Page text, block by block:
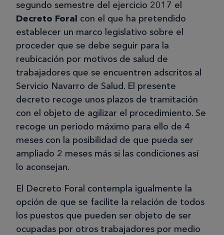
segundo semestre del ejercicio 2017 el
Decreto Foral con el que ha pretendido
establecer un marco legislativo sobre el
proceder que se debe seguir para la
reubicación por motivos de salud de
trabajadores que se encuentren adscritos al
Servicio Navarro de Salud. El presente
decreto recoge unos plazos de tramitación
con el objeto de agilizar el procedimiento. Se
recoge un periodo máximo para ello de 4
meses con la posibilidad de que pueda ser
ampliado 2 meses más si las condiciones así
lo aconsejan.
El Decreto Foral contempla igualmente la
opción de que se facilite la relación de todos
los puestos que pueden ser objeto de ser
ocupadas por otros trabajadores por medio